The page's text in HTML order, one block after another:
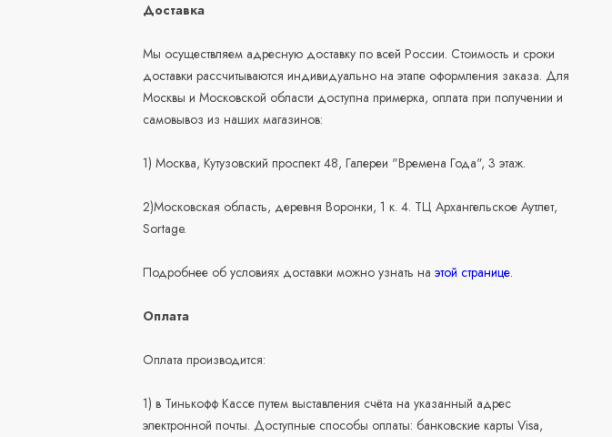
Доставка
Мы осуществляем адресную доставку по всей России. Стоимость и сроки
доставки рассчитываются индивидуально на этапе оформления заказа. Для
Москвы и Московской области доступна примерка, оплата при получении и
самовывоз из наших магазинов:
1) Москва, Кутузовский проспект 48, Галереи "Времена Года", 3 этаж.
2)Московская область, деревня Воронки, 1 к. 4. ТЦ Архангельское Аутлет,
Sortage.
Подробнее об условиях доставки можно узнать наэтой странице.
Оплата
Оплата производится:
1) в Тинькофф Кассе путем выставления счёта на указанный адрес
электронной почты. Доступные способы оплаты: банковские карты Visa,